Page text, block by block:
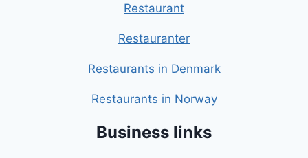
Restaurant
Restauranter
Restaurants in Denmark
Restaurants in Norway
Business links